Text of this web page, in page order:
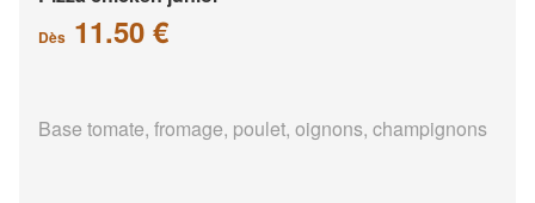
Dès 11.50 €
Base tomate, fromage, poulet, oignons, champignons